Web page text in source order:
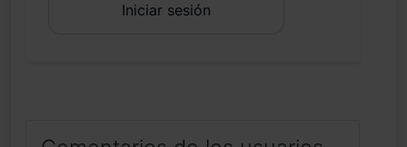
Iniciar sesión